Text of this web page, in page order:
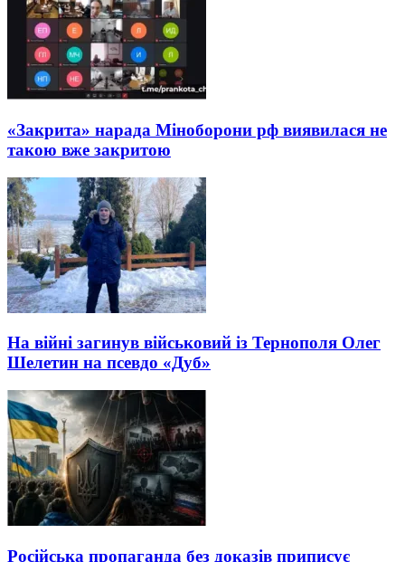
«Закрита» нарада Міноборони рф виявилася не
такою вже закритою
На війні загинув військовий із Тернополя Олег
Шелетин на псевдо «Дуб»
Російська пропаганда без доказів приписує